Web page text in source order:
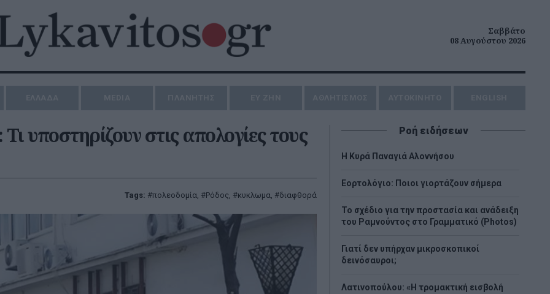
Σαββάτο
08 Αυγούστου 2026
υποστηρίζουν στις απολογίες τους
Tags: πολεοδομία, Ρόδος, κυκλωμα, διαφθορά
Ροή ειδήσεων
H Κυρά Παναγιά Αλοννήσου
Εορτολόγιο: Ποιοι γιορτάζουν σήμερα
Το σχέδιο για την προστασία και ανάδειξη
του Ραμνούντος στο Γραμματικό (Photos)
Γιατί δεν υπήρχαν μικροσκοπικοί
δεινόσαυροι;
Λατινοπούλου: «Η τρομακτική εισβολή